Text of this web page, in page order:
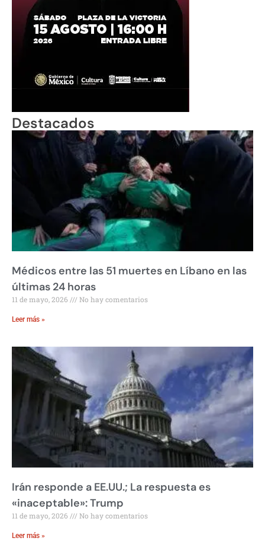
Destacados
Médicos entre las 51 muertes en Líbano en las
últimas 24 horas
11 de mayo, 2026 No hay comentarios
Leer más »
Irán responde a EE.UU.; La respuesta es
«inaceptable»: Trump
11 de mayo, 2026 No hay comentarios
Leer más »